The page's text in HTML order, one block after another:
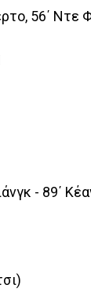
56΄ Ντε
- 89΄